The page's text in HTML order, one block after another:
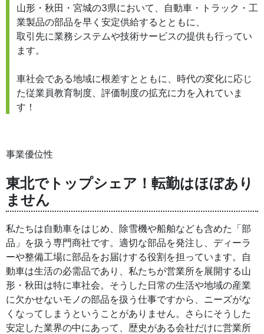
山形・秋田・宮城の3県において、自動車・トラック・工
業製品の部品を早く安定供給するとともに、
取引先に業務システムや技術サービスの提供も行ってい
ます。
車社会である地域に根差すとともに、時代の変化に応じ
た従業員教育制度、評価制度の拡充に力を入れていま
す！
事業優位性
東北でトップシェア！転勤はほぼあり
ません
私たちは自動車をはじめ、除雪機や船舶なども含めた「部
品」を扱う専門商社です。適切な部品を発注し、ディーラ
ーや整備工場に部品をお届けする役割を担っています。自
動車は生活の必需品であり、私たちが営業所を展開する山
形・秋田は特に車社会。そうした日常の生活や地域の産業
に欠かせないモノの部品を扱う仕事ですから、ニーズがな
くなってしまうということがありません。さらにそうした
安定した業界の中にあって、歴史がある会社だけに営業所